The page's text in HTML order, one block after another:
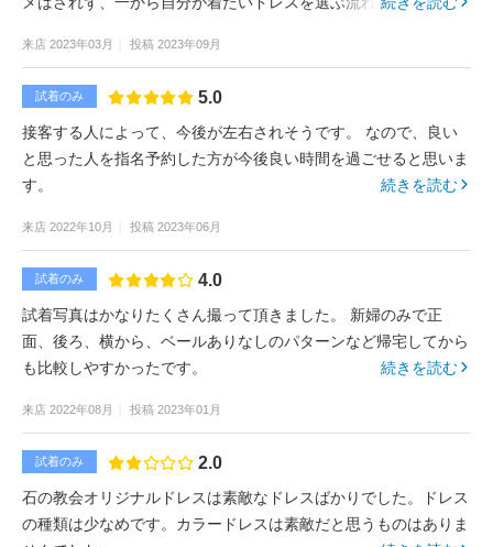
法でその場で気になるドレスを3着選びました。 カウンセリング
シートで値段の希望があったと思うのですが、試着したドレスの
中にその希望をはるかに上回る価格のドレスがあり(見積書の発
行の際に知りました)、試着前に予算オーバーだということを教
えてもらえたらまた別のドレスを選んだのになと思いました。
来店 2023年03月 投稿 2023年09月
試着のみ 5.0
接客する人によって、今後が左右されそうです。 なので、良い
と思った人を指名予約した方が今後良い時間を過ごせると思いま
す。
続きを読む
来店 2022年10月 投稿 2023年06月
試着のみ 4.0
試着写真はかなりたくさん撮って頂きました。 新婦のみで正
面、後ろ、横から、ベールありなしのパターンなど帰宅してから
も比較しやすかったです。
続きを読む
来店 2022年08月 投稿 2023年01月
試着のみ 2.0
石の教会オリジナルドレスは素敵なドレスばかりでした。ドレス
の種類は少なめです。カラードレスは素敵だと思うものはありま